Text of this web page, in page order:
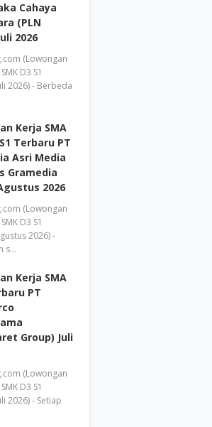
Cahaya
(PLN
2026
(Lowongan
D3 S1
2026) - Berbeda
Kerja SMA
Terbaru PT
Asri Media
Gramedia
2026
(Lowongan
D3 S1
2026) -
s…
Kerja SMA
PT
Group) Juli
(Lowongan
D3 S1
2026) - Setiap